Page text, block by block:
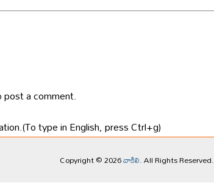
a comment.
type in English, press Ctrl+g)
Copyright © 2026వాకిలి. All Rights Reserved.